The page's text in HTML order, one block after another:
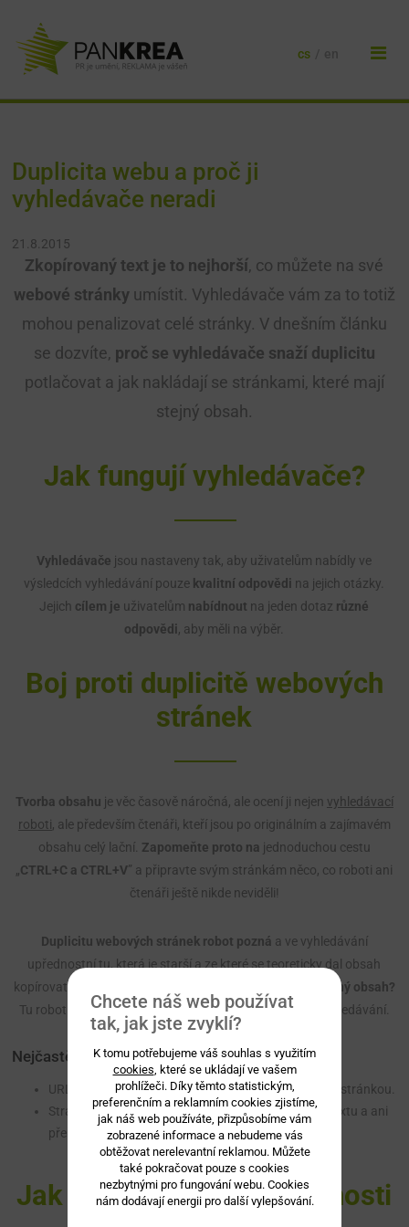
cs
Duplicita webu a proč ji
vyhledávače neradi
21.8.2015
Zkopírovaný text je to nejhorší, co můžete na své
webové stránkyumístit. Vyhledávače vám za to totiž
mohou penalizovat celé stránky. V dnešním článku
se dozvíte, proč se vyhledávače snaží duplicitu
potlačovat a jak nakládají se stránkami, které mají
stejný obsah.
Jak fungují vyhledávače?
Vyhledávače jsou nastaveny tak, aby uživatelům nabídly ve
výsledcích vyhledávání pouze kvalitní odpovědi na jejich otázky.
Jejich cílem je uživatelům nabídnout na jeden dotaz různé
odpovědi, aby měli na výběr.
Boj proti duplicitě webových
stránek
Tvorba obsahu je věc časově náročná, ale ocení ji nejen vyhledávací
roboti, ale především čtenáři, kteří jsou po originálním a zajímavém
obsahu celý lační. Zapomeňte proto na jednoduchou cestu
„CTRL+C a CTRL+V” a připravte svým stránkám něco, co roboti ani
čtenáři ještě nikde neviděli!
Duplicitu webových stránek robot pozná a ve vyhledávání
upřednostní tu, která je starší a ze které se teoreticky dal obsah
kopírovat.
A co se stane se stránkou, která má duplikovaný obsah?
Tu robot pomalu a jistě shodí do internetové propasti vyhledávání.
Nejčastější znaky duplicity
URL adresy, které mají 100% duplicitní obsah s jinou stránkou.
Stránky, které mají navzájem spoustu podobného textu a ani
přeházení slovosledu to nezachrání.
Jak se měří míra jedinečnosti
Chcete náš web používat
tak, jak jste zvyklí?
K tomu potřebujeme váš souhlas s využitím
cookies, které se ukládají ve vašem
prohlížeči. Díky těmto statistickým,
preferenčním a reklamním cookies zjistíme,
jak náš web používáte, přizpůsobíme vám
zobrazené informace a nebudeme vás
obtěžovat nerelevantní reklamou. Můžete
také pokračovat pouze s cookies
nezbytnými pro fungování webu. Cookies
nám dodávají energii pro další vylepšování.